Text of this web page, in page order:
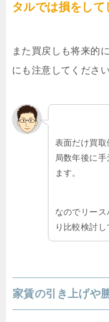
タルでは損をして
また買戻しも将来的
にも注意してください
表面だけ買
局数年後に
ます。
なのでリー
り比較検討し
家賃の引き上げや